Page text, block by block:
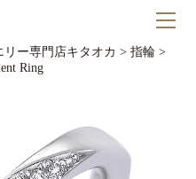
ー専門店キタオカ >指輪 >
Ring